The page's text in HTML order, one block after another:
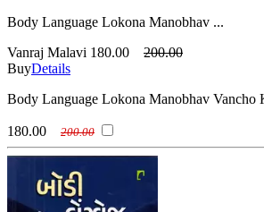
Body Language Lokona Manobhav ...
Vanraj Malavi 180.00
200.00
BuyDetails
Body Language Lokona Manobhav Vancho
180.00 200.00